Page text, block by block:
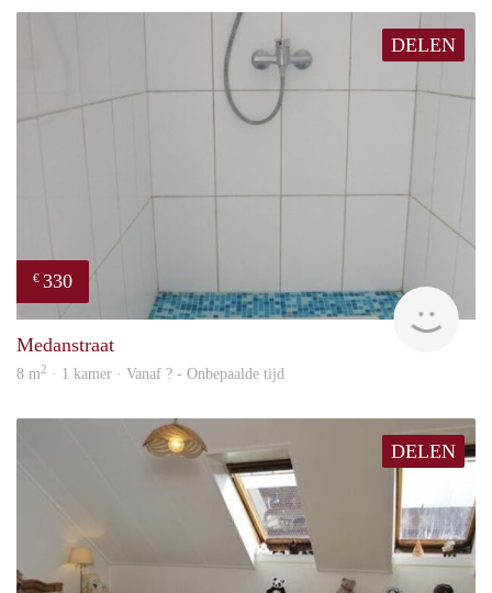
DELEN
€ 330
Medanstraat
8 m2 · 1 kamer · Vanaf ? - Onbepaalde tijd
DELEN